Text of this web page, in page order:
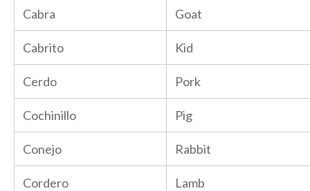
Cabra Goat
Cabrito Kid
Cerdo Pork
Cochinillo Pig
Conejo Rabbit
Cordero Lamb